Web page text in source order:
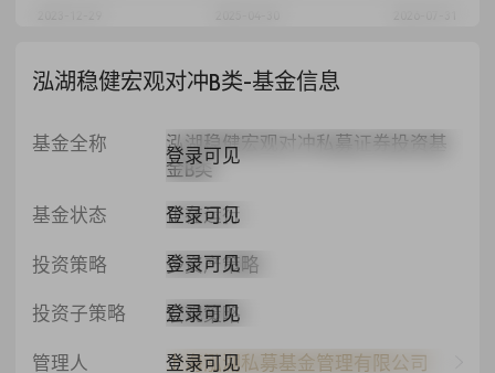
泓湖稳健宏观对冲B类-基金信息
基金全称
泓湖稳健宏观对冲私募证券投资基
金B类
登录可见
基金状态 正在运行
登录可见
投资策略 多资产策略
登录可见
投资子策略 宏观策略
登录可见
管理人 上海泓湖私募基金管理有限公司
登录可见